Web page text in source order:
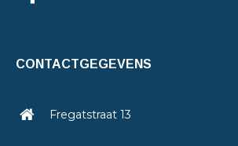
CONTACTGEGEVENS
Fregatstraat 13